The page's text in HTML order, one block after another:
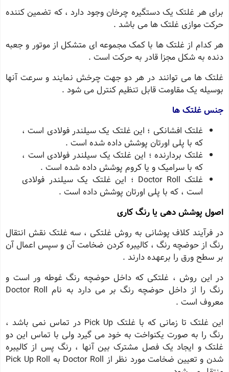
برای هر غلتک یک دستگیره چرخان وجود دارد ، که تضمین کننده
حرکت موازی غلتک ها می باشد .
هر کدام از غلتک ها با کمک مجموعه ای متشکل از موتور و جعبه
دنده به شکل مجزا قادر به حرکت است .
غلتک ها می توانند در هر دو جهت چرخش نمایند و سرعت آنها
بوسیله یک مقاومت قابل تنظیم کنترل می شود .
جنس غلتک ها
غلتک افشانکی ؛ این غلتک یک سیلندر فولادی است ،
که با پلی اورتان پوشش داده شده است .
غلتک بردارنده ؛ این غلتک یک سیلندر فولادی است ،
که با سرامیک و یا کروم پوشش داده شده است .
غلتک Doctor Roll ؛ این غلتک یک سیلندر فولادی
است ، که با پلی اورتان پوشش داده است .
اصول پوشش دهی یا رنگ کاری
در فرآیند کلاف پوشانی به روش غلتکی ، سه غلتک نقش انتقال
رنگ از حوضچه رنگ ، کالیبره کردن ضخامت آن و سپس اعمال آن
بر سطح ورق را برعهده دارند .
در این روش ، غلتکی که داخل حوضچه رنگ غوطه ور است و
رنگ را از داخل حوضچه رنگ بر می دارد به نام Doctor Roll
معروف است .
این غلتک تا زمانی که با غلتک Pick Up در تماس نمی باشد ،
رنگ را به صورت یکنواخت به خود می گیرد ولی با تماس این دو
غلتک و ایجاد یک فصل مشترک بین آنها ، رنگ پس از کالیبره
شدن و تعیین ضخامت مورد نظر از Doctor Roll به Pick Up Roll